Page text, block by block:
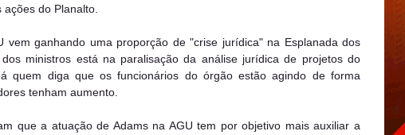
do Planalto.
vem ganhando uma proporção de "crise jurídica" na Esplanada dos
dos ministros está na paralisação da análise jurídica de projetos do
quem diga que os funcionários do órgão estão agindo de forma
tenham aumento.
que a atuação de Adams na AGU tem por objetivo mais auxiliar a